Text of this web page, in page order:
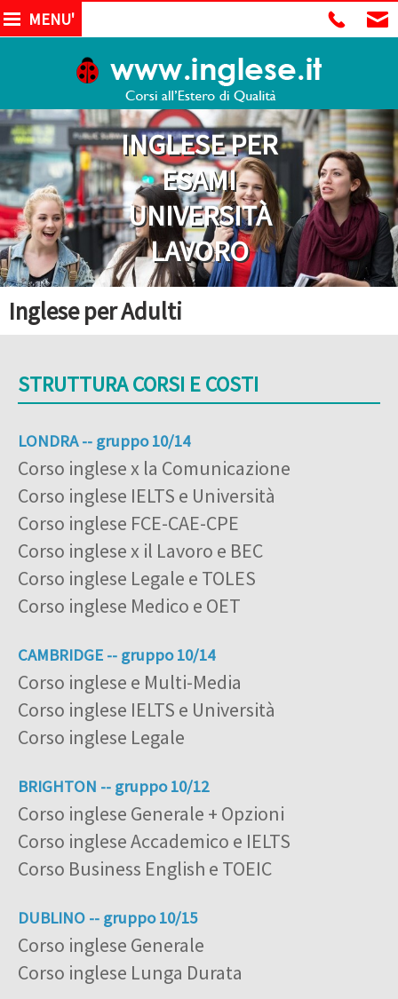
MENU'
INGLESE PER
ESAMI
UNIVERSITÀ
LAVORO
Inglese per Adulti
STRUTTURA CORSI E COSTI
LONDRA -- gruppo 10/14
Corso inglese x la Comunicazione
Corso inglese IELTS e Università
Corso inglese FCE-CAE-CPE
Corso inglese x il Lavoro e BEC
Corso inglese Legale e TOLES
Corso inglese Medico e OET
CAMBRIDGE -- gruppo 10/14
Corso inglese e Multi-Media
Corso inglese IELTS e Università
Corso inglese Legale
BRIGHTON -- gruppo 10/12
Corso inglese Generale + Opzioni
Corso inglese Accademico e IELTS
Corso Business English e TOEIC
DUBLINO -- gruppo 10/15
Corso inglese Generale
Corso inglese Lunga Durata